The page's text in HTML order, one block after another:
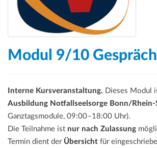
Modul 9/10
Interne Kursveranstaltung. Dieses Modul
Ausbildung Notfallseelsorge Bonn/Rhein-
Ganztagsmodule, 09:00–18:00 Uhr).
Die Teilnahme ist nur nach Zulassung
Termin dient der Übersicht für